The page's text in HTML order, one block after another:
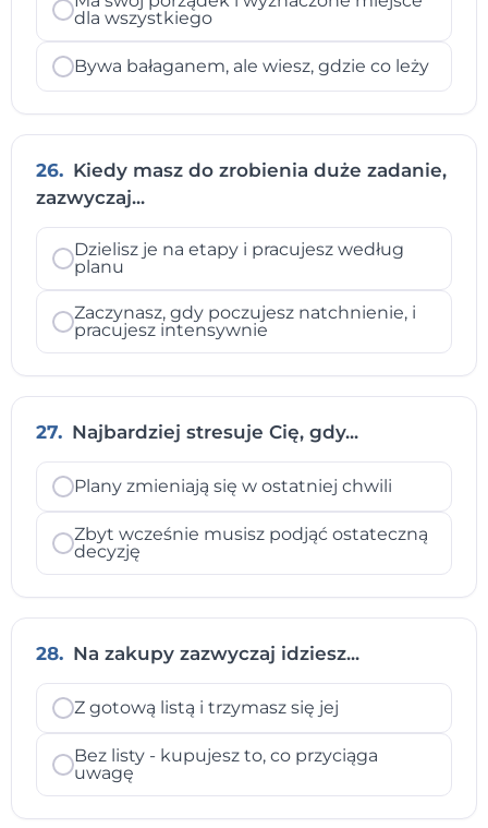
dla wszystkiego
Bywa bałaganem, ale wiesz, gdzie co leży
26. Kiedy masz do zrobienia duże zadanie,
zazwyczaj...
Dzielisz je na etapy i pracujesz według
planu
Zaczynasz, gdy poczujesz natchnienie, i
pracujesz intensywnie
27. Najbardziej stresuje Cię, gdy...
Plany zmieniają się w ostatniej chwili
Zbyt wcześnie musisz podjąć ostateczną
decyzję
28. Na zakupy zazwyczaj idziesz...
Z gotową listą i trzymasz się jej
Bez listy - kupujesz to, co przyciąga
uwagę